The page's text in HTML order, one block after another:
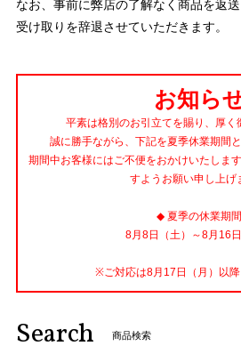
なお、事前に弊店の了解なく商品を返
受け取りを辞退させていただきます。
お知ら
平素は格別のお引立てを賜り、厚く
誠に勝手ながら、下記を夏季休業期間
期間中お客様にはご不便をおかけいたしま
すようお願い申し上げ
◆ 夏季の休業期間
8月8日（土）～8月16日
※ご対応は8月17日（月）以降
Search 商品検索